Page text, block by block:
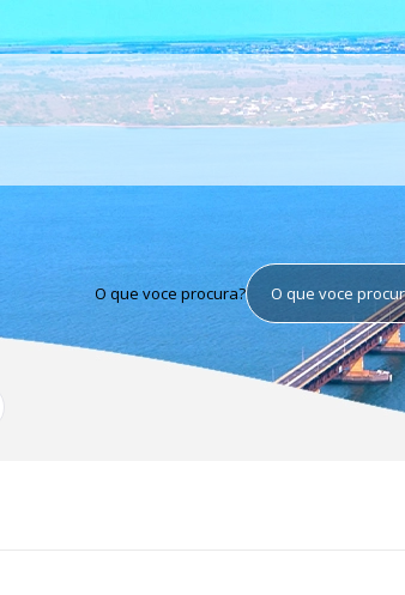
O que voce procura?